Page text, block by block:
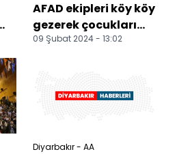
AFAD ekipleri köy köy
gezerek çocukları
olası afetlere
09 Şubat 2024 - 13:02
Diyarbakır - AA